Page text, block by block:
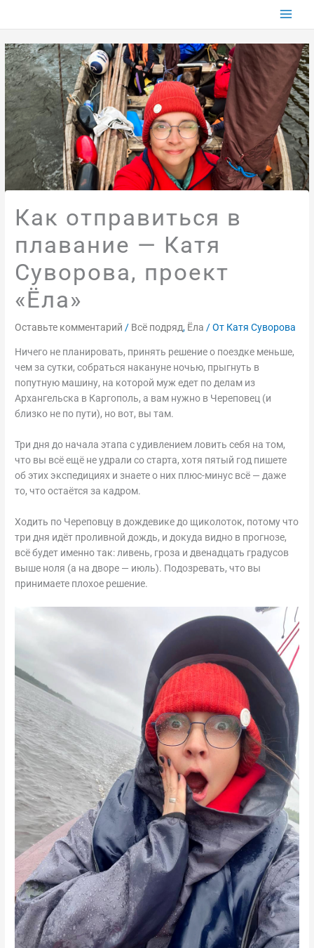
Как отправиться в
плавание — Катя
Суворова, проект
«Ёла»
Оставьте комментарий / Всё подряд, Ёла / От Катя Суворова
Ничего не планировать, принять решение о поездке меньше,
чем за сутки, собраться накануне ночью, прыгнуть в
попутную машину, на которой муж едет по делам из
Архангельска в Каргополь, а вам нужно в Череповец (и
близко не по пути), но вот, вы там.
Три дня до начала этапа с удивлением ловить себя на том,
что вы всё ещё не удрали со старта, хотя пятый год пишете
об этих экспедициях и знаете о них плюс-минус всё — даже
то, что остаётся за кадром.
Ходить по Череповцу в дождевике до щиколоток, потому что
три дня идёт проливной дождь, и докуда видно в прогнозе,
всё будет именно так: ливень, гроза и двенадцать градусов
выше ноля (а на дворе — июль). Подозревать, что вы
принимаете плохое решение.